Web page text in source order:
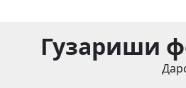
Гузариши